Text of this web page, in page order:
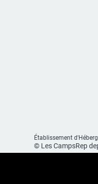
Établissement
© Les CampsRep